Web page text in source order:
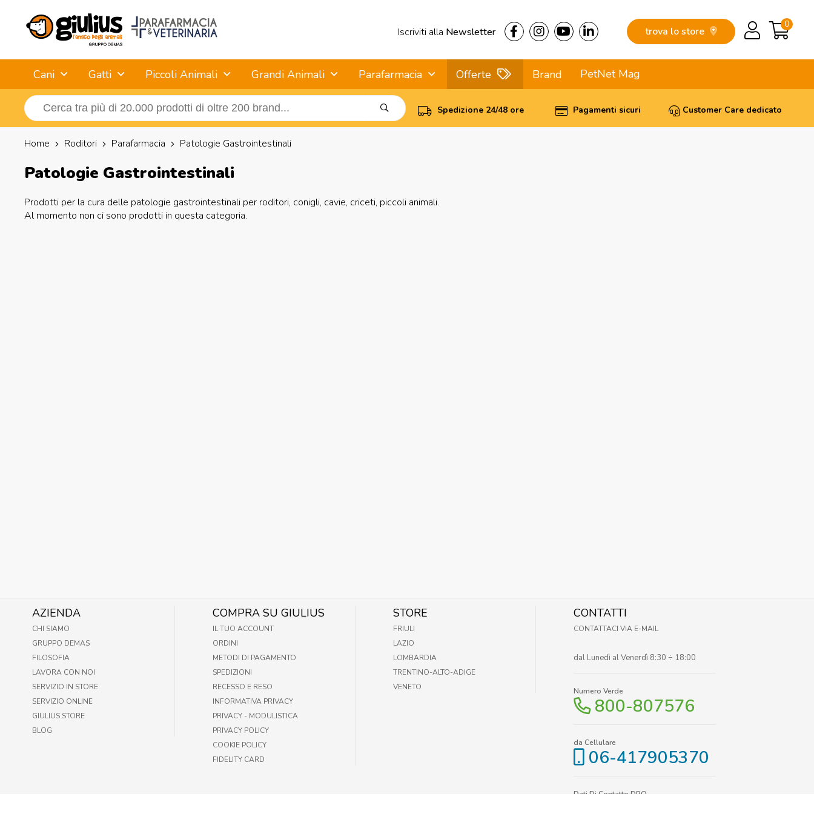
Iscriviti alla Newsletter trova lo store
0
Cani Gatti Piccoli Animali Grandi Animali Parafarmacia Offerte Brand PetNet Mag
Spedizione 24/48 ore Pagamenti sicuri Customer Care dedicato
Home Roditori Parafarmacia Patologie Gastrointestinali
Patologie Gastrointestinali
Prodotti per la cura delle patologie gastrointestinali per roditori, conigli, cavie, criceti, piccoli animali.
Al momento non ci sono prodotti in questa categoria.
AZIENDA
CHI SIAMO
GRUPPO DEMAS
FILOSOFIA
LAVORA CON NOI
SERVIZIO IN STORE
SERVIZIO ONLINE
GIULIUS STORE
BLOG
COMPRA SU GIULIUS
IL TUO ACCOUNT
ORDINI
METODI DI PAGAMENTO
SPEDIZIONI
RECESSO E RESO
INFORMATIVA PRIVACY
PRIVACY - MODULISTICA
PRIVACY POLICY
COOKIE POLICY
FIDELITY CARD
STORE
FRIULI
LAZIO
LOMBARDIA
TRENTINO-ALTO-ADIGE
VENETO
CONTATTI
CONTATTACI VIA E-MAIL
dal Lunedì al Venerdì 8:30 ÷ 18:00
Numero Verde
800-807576
da Cellulare
06-417905370
Dati Di Contatto DPO